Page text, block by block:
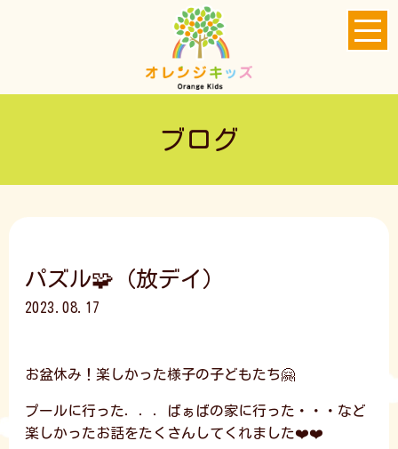
ブログ
パズル🧩（放デイ）
2023.08.17
お盆休み！楽しかった様子の子どもたち🤗
プールに行った．．．ばぁばの家に行った・・・など
楽しかったお話をたくさんしてくれました❤️❤️